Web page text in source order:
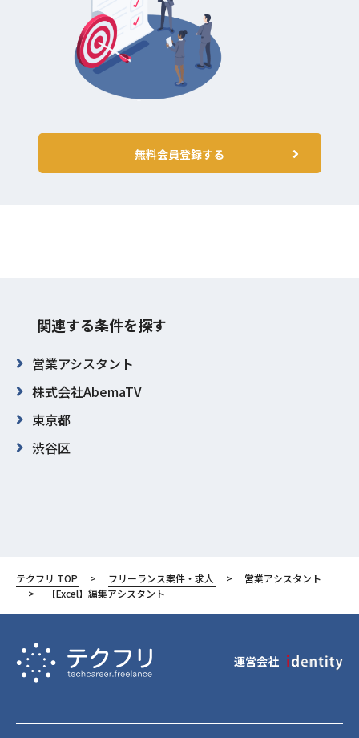
無料会員登録する
関連する条件を探す
営業アシスタント
株式会社AbemaTV
東京都
渋谷区
テクフリ TOP フリーランス案件・求人
営業アシスタント
【Excel】編集アシスタント
運営会社